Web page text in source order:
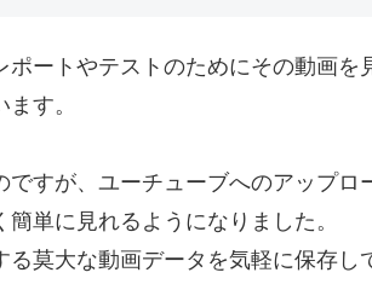
ートやテストのためにその動画を
す。
すが、ユーチューブへのアップロ
単に見れるようになりました。
莫大な動画データを気軽に保存し